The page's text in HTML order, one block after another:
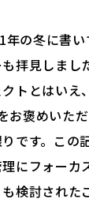
年の冬に書
拝見しまし
トとはいえ
お褒めいた
です。この
にフォーカ
検討された